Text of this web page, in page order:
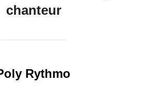
chanteur
Rythmo